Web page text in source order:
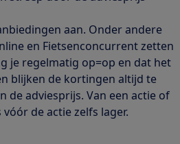
aan. Onder andere
en Fietsenconcurrent zetten
je regelmatig op=op en dat het
blijken de kortingen altijd te
de adviesprijs. Van een actie of
de actie zelfs lager.